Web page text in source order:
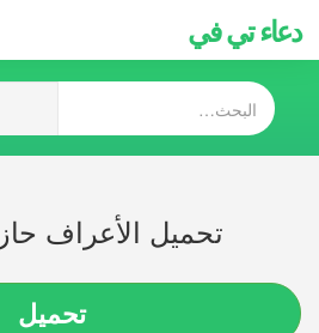
دعاء تي في
تحميل الأعراف
تحميل